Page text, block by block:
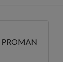
PROMAN